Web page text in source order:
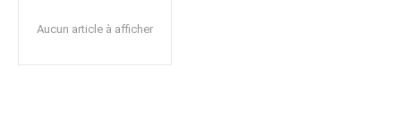
Aucun article à afficher